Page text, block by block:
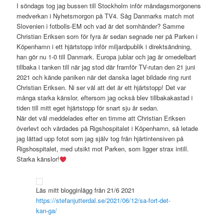
I söndags tog jag bussen till Stockholm inför måndagsmorgonens
medverkan i Nyhetsmorgon på TV4. Såg Danmarks match mot
Slovenien i fotbolls-EM och vad är det somhänder? Samme
Christian Eriksen som för fyra år sedan segnade ner på Parken i
Köpenhamn i ett hjärtstopp inför miljardpublik i direktsändning,
han gör nu 1-0 till Danmark. Europa jublar och jag är omedelbart
tillbaka i tanken till när jag stod där framför TV-rutan den 21 juni
2021 och kände paniken när det danska laget bildade ring runt
Christian Eriksen. Ni ser väl att det är ett hjärtstopp! Det var
många starka känslor, eftersom jag också blev tillbakakastad i
tiden till mitt eget hjärtstopp för snart sju år sedan.
När det väl meddelades efter en timme att Christian Eriksen
överlevt och vårdades på Rigshospitalet i Köpenhamn, så letade
jag lättad upp fotot som jag själv tog från hjärtintensiven på
Rigshospitalet, med utsikt mot Parken, som ligger strax intill.
Starka känslor!
Läs mitt blogginlägg från 21/6 2021
https://stefanjutterdal.se/2021/06/12/sa-fort-det-
kan-ga/